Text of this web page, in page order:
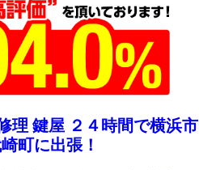
理 鍵屋 ２４時間で横浜市
町に出張！